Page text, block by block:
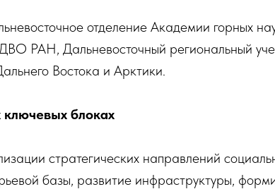
отделение Академии горных
РАН, Дальневосточный региональный
Востока и Арктики.
блоках
стратегических направлений
базы, развитие инфраструктуры,